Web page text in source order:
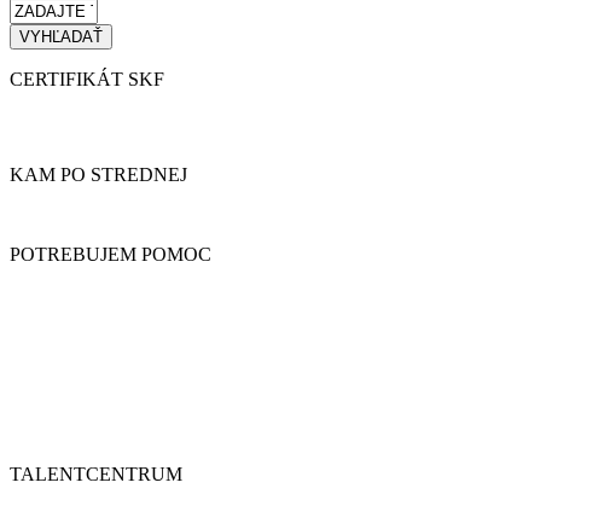
CERTIFIKÁT SKF
KAM PO STREDNEJ
POTREBUJEM POMOC
TALENTCENTRUM